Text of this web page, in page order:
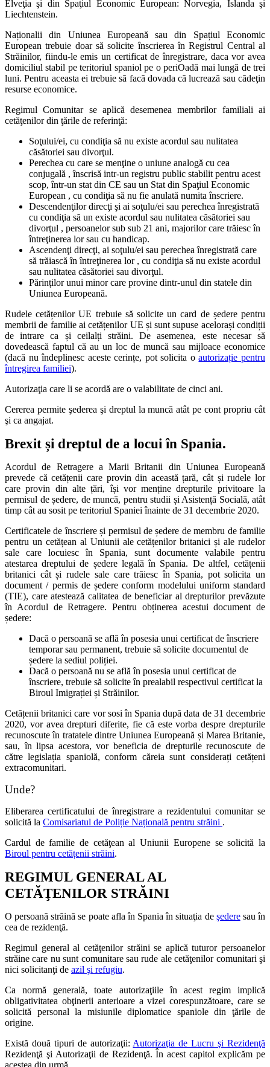
Elveţia şi din Spaţiul Economic European: Norvegia, Islanda şi
Liechtenstein.
Naționalii din Uniunea Europeană sau din Spațiul Economic
European trebuie doar să solicite înscrierea în Registrul Central al
Străinilor, fiindu-le emis un certificat de înregistrare, daca vor avea
domiciliul stabil pe teritoriul spaniol pe o periOadă mai lungă de trei
luni. Pentru aceasta ei trebuie să facă dovada că lucrează sau cădeţin
resurse economice.
Regimul Comunitar se aplică desemenea membrilor familiali ai
cetăţenilor din ţările de referinţă:
Soţului/ei, cu condiţia să nu existe acordul sau nulitatea
căsătoriei sau divorţul.
Perechea cu care se menţine o uniune analogă cu cea
conjugală , înscrisă intr-un registru public stabilit pentru acest
scop, într-un stat din CE sau un Stat din Spaţiul Economic
European , cu condiţia să nu fie anulată numita înscriere.
Descendenţilor direcţi şi ai soţulu/ei sau perechea înregistrată
cu condiţia să un existe acordul sau nulitatea căsătoriei sau
divorţul , persoanelor sub sub 21 ani, majorilor care trăiesc în
întreţinerea lor sau cu handicap.
Ascendenţi direcţi, ai soţulu/ei sau perechea înregistrată care
să trăiască în întreţinerea lor , cu condiţia să nu existe acordul
sau nulitatea căsătoriei sau divorţul.
Părinților unui minor care provine dintr-unul din statele din
Uniunea Europeană.
Rudele cetățenilor UE trebuie să solicite un card de ședere pentru
membrii de familie ai cetățenilor UE și sunt supuse acelorași condiții
de intrare ca și ceilalți străini. De asemenea, este necesar să
dovedească faptul că au un loc de muncă sau mijloace economice
(dacă nu îndeplinesc aceste cerințe, pot solicita oautorizație pentru
întregirea familiei).
Autorizaţia care li se acordă are o valabilitate de cinci ani.
Cererea permite şederea şi dreptul la muncă atât pe cont propriu cât
şi ca angajat.
Brexit și dreptul de a locui în Spania.
Acordul de Retragere a Marii Britanii din Uniunea Europeană
prevede că cetățenii care provin din această țară, cât și rudele lor
care provin din alte țări, își vor menține drepturile privitoare la
permisul de ședere, de muncă, pentru studii și Asistență Socială, atât
timp cât au sosit pe teritoriul Spaniei înainte de 31 decembrie 2020.
Certificatele de înscriere și permisul de ședere de membru de familie
pentru un cetățean al Uniunii ale cetățenilor britanici și ale rudelor
sale care locuiesc în Spania, sunt documente valabile pentru
atestarea dreptului de ședere legală în Spania. De altfel, cetățenii
britanici cât și rudele sale care trăiesc în Spania, pot solicita un
document / permis de ședere conform modelului uniform standard
(TIE), care atestează calitatea de beneficiar al drepturilor prevăzute
în Acordul de Retragere. Pentru obținerea acestui document de
ședere:
Dacă o persoană se află în posesia unui certificat de înscriere
temporar sau permanent, trebuie să solicite documentul de
ședere la sediul poliției.
Dacă o persoană nu se află în posesia unui certificat de
înscriere, trebuie să solicite în prealabil respectivul certificat la
Biroul Imigrației și Străinilor.
Cetățenii britanici care vor sosi în Spania după data de 31 decembrie
2020, vor avea drepturi diferite, fie că este vorba despre drepturile
recunoscute în tratatele dintre Uniunea Europeană și Marea Britanie,
sau, în lipsa acestora, vor beneficia de drepturile recunoscute de
către legislația spaniolă, conform căreia sunt considerați cetățeni
extracomunitari.
Unde?
Eliberarea certificatului de înregistrare a rezidentului comunitar se
solicită la Comisariatul de Poliție Națională pentru străini .
Cardul de familie de cetăţean al Uniunii Europene se solicită la
Biroul pentru cetățenii străini.
REGIMUL GENERAL AL
CETĂŢENILOR STRĂINI
O persoană străină se poate afla în Spania în situaţia de şederesau în
cea de rezidenţă.
Regimul general al cetăţenilor străini se aplică tuturor persoanelor
străine care nu sunt comunitare sau rude ale cetăţenilor comunitari şi
nici solicitanţi de azil şi refugiu.
Ca normă generală, toate autorizaţiile în acest regim implică
obligativitatea obţinerii anterioare a vizei corespunzătoare, care se
solicită personal la misiunile diplomatice spaniole din ţările de
origine.
Există două tipuri de autorizaţii: Autorizaţia de Lucru şi Rezidenţă
Rezidenţă şi Autorizaţii de Rezidenţă. În acest capitol explicăm pe